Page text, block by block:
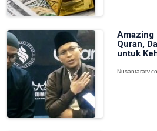
Amazing
Quran,
untuk